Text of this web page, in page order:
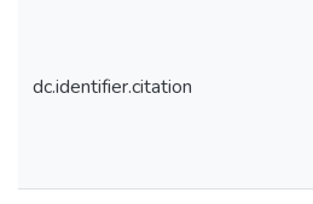
dc.identifier.citation